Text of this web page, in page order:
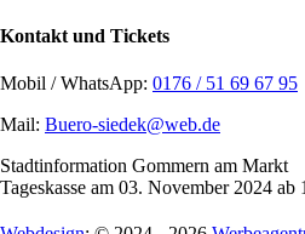
Kontakt und Tickets
Mobil / WhatsApp: 0176 / 51 69 67 95
Mail: Buero-siedek@web.de
Stadtinformation Gommern am Markt
Tageskasse am 03. November 2024 ab